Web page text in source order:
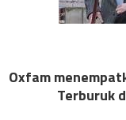
Oxfam
Terburuk